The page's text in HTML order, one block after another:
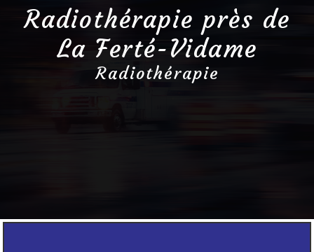
Radiothérapie près de
La Ferté-Vidame
Radiothérapie